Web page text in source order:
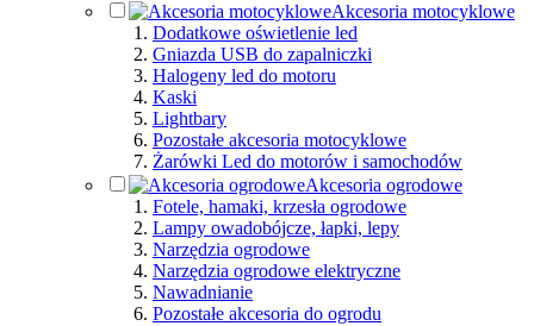
Akcesoria motocyklowe
Dodatkowe oświetlenie led
Gniazda USB do zapalniczki
Halogeny led do motoru
Kaski
Lightbary
Pozostałe akcesoria motocyklowe
Żarówki Led do motorów i samochodów
Akcesoria ogrodowe
Fotele, hamaki, krzesła ogrodowe
Lampy owadobójcze, łapki, lepy
Narzędzia ogrodowe
Narzędzia ogrodowe elektryczne
Nawadnianie
Pozostałe akcesoria do ogrodu